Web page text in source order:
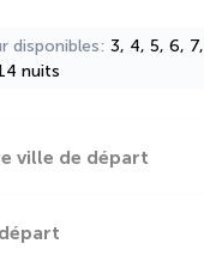
disponibles 3, 4, 5, 6, 7,
nuits
ville de départ